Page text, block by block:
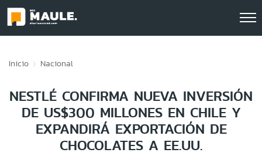
Inicio Nacional
NESTLÉ CONFIRMA NUEVA INVERSIÓN
DE US$300 MILLONES EN CHILE Y
EXPANDIRÁ EXPORTACIÓN DE
CHOCOLATES A EE.UU.